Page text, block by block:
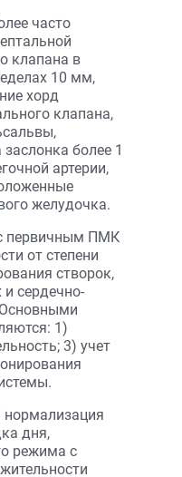
часто
клапана в
10 мм,
хорд
клапана,
более 1
артерии,
желудочка.
первичным ПМК
от степени
створок,
и сердечно-
1)
3) учет
нормализация
дня,
режима с